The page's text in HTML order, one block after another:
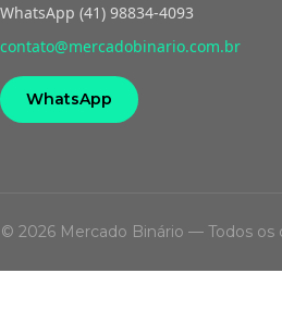
WhatsApp (41) 98834-4093
contato@mercadobinario.com.br
WhatsApp
© 2026 Mercado Binário — Todos os